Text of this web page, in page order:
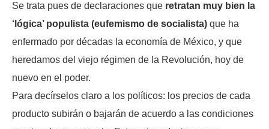
Se trata pues de declaraciones que retratan muy bien la
‘lógica’ populista (eufemismo de socialista) que ha
enfermado por décadas la economía de México, y que
heredamos del viejo régimen de la Revolución, hoy de
nuevo en el poder.
Para decírselos claro a los políticos: los precios de cada
producto subirán o bajarán de acuerdo a las condiciones